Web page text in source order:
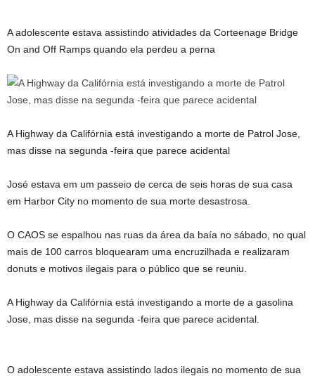
A adolescente estava assistindo atividades da Corteenage Bridge
On and Off Ramps quando ela perdeu a perna
A Highway da Califórnia está investigando a morte de Patrol Jose,
mas disse na segunda -feira que parece acidental
José estava em um passeio de cerca de seis horas de sua casa
em Harbor City no momento de sua morte desastrosa.
O CAOS se espalhou nas ruas da área da baía no sábado, no qual
mais de 100 carros bloquearam uma encruzilhada e realizaram
donuts e motivos ilegais para o público que se reuniu.
A Highway da Califórnia está investigando a morte de a gasolina
Jose, mas disse na segunda -feira que parece acidental.
O adolescente estava assistindo lados ilegais no momento de sua